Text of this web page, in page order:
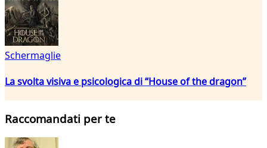
Schermaglie
La svolta visiva e psicologica di “House of the dragon”
Raccomandati per te